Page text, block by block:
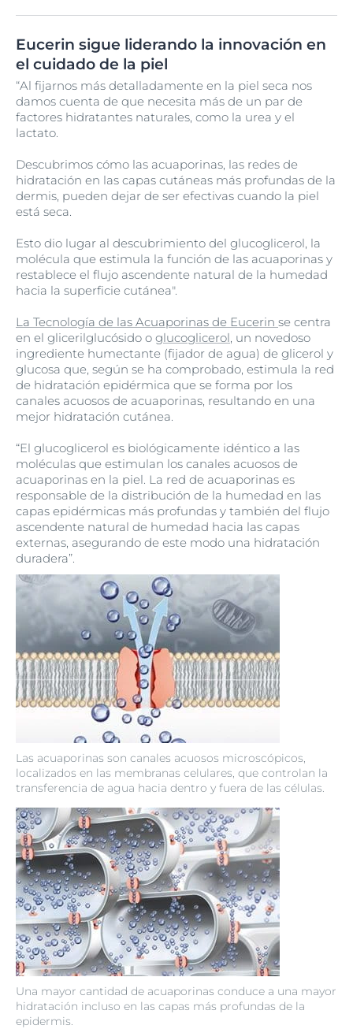
Eucerin sigue liderando la innovación en
el cuidado de la piel
Las acuaporinas son canales acuosos microscópicos,
localizados en las membranas celulares, que controlan la
transferencia de agua hacia dentro y fuera de las células.
Una mayor cantidad de acuaporinas conduce a una mayor
hidratación incluso en las capas más profundas de la
epidermis.
“Al fijarnos más detalladamente en la piel seca nos
damos cuenta de que necesita más de un par de
factores hidratantes naturales, como la urea y el
lactato.
Descubrimos cómo las acuaporinas, las redes de
hidratación en las capas cutáneas más profundas de la
dermis, pueden dejar de ser efectivas cuando la piel
está seca.
Esto dio lugar al descubrimiento del glucoglicerol, la
molécula que estimula la función de las acuaporinas y
restablece el flujo ascendente natural de la humedad
hacia la superficie cutánea".
La Tecnología de las Acuaporinas de Eucerin se centra
en el glicerilglucósido o glucoglicerol, un novedoso
ingrediente humectante (fijador de agua) de glicerol y
glucosa que, según se ha comprobado, estimula la red
de hidratación epidérmica que se forma por los
canales acuosos de acuaporinas, resultando en una
mejor hidratación cutánea.
“El glucoglicerol es biológicamente idéntico a las
moléculas que estimulan los canales acuosos de
acuaporinas en la piel. La red de acuaporinas es
responsable de la distribución de la humedad en las
capas epidérmicas más profundas y también del flujo
ascendente natural de humedad hacia las capas
externas, asegurando de este modo una hidratación
duradera”.